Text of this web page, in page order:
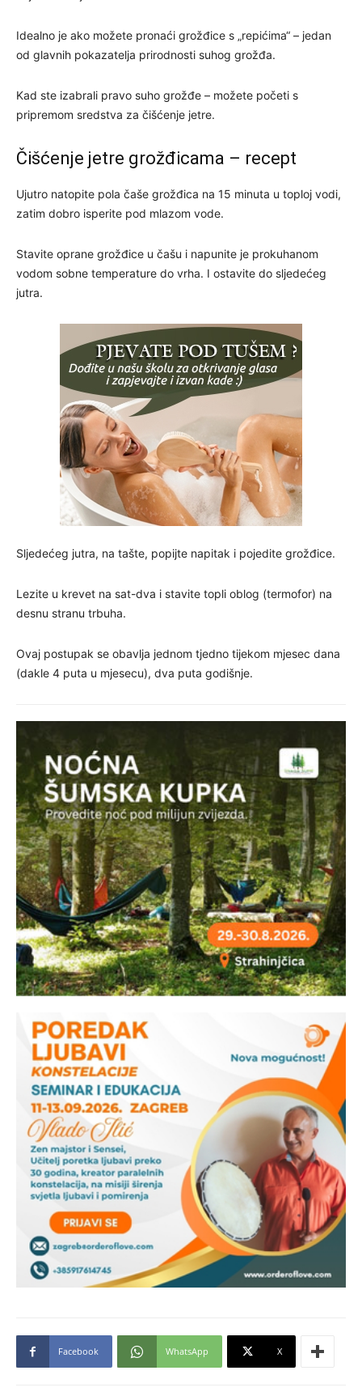
Idealno je ako možete pronaći grožđice s „repićima“ – jedan
od glavnih pokazatelja prirodnosti suhog grožđa.
Kad ste izabrali pravo suho grožđe – možete početi s
pripremom sredstva za čišćenje jetre.
Čišćenje jetre grožđicama – recept
Ujutro natopite pola čaše grožđica na 15 minuta u toploj vodi,
zatim dobro isperite pod mlazom vode.
Stavite oprane grožđice u čašu i napunite je prokuhanom
vodom sobne temperature do vrha. I ostavite do sljedećeg
jutra.
Sljedećeg jutra, na tašte, popijte napitak i pojedite grožđice.
Lezite u krevet na sat-dva i stavite topli oblog (termofor) na
desnu stranu trbuha.
Ovaj postupak se obavlja jednom tjedno tijekom mjesec dana
(dakle 4 puta u mjesecu), dva puta godišnje.
Facebook WhatsApp X